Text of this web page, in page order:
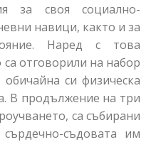
за своя социално-
навици, както и за
Наред с това
отговорили на набор
си физическа
В продължение на три
са събирани
съдовата им